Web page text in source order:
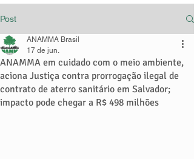
Post
ANAMMA em cuidado com o meio ambiente,
aciona Justiça contra prorrogação ilegal de
contrato de aterro sanitário em Salvador;
impacto pode chegar a R$ 498 milhões
ANAMMA Brasil
17 de jun.